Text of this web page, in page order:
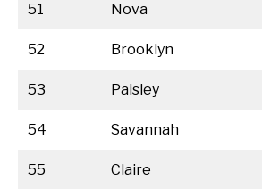
51 Nova
52 Brooklyn
53 Paisley
54 Savannah
55 Claire